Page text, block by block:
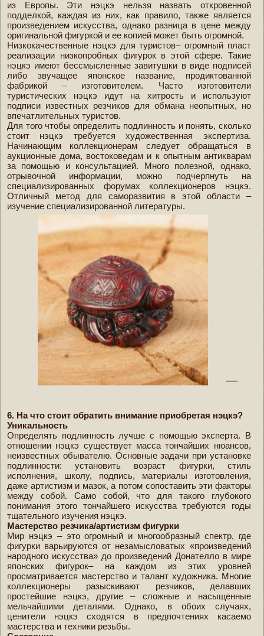
из Европы. Эти нэцкэ нельзя назвать откровенной
подделкой, каждая из них, как правило, также является
произведением искусства, однако разница в цене между
оригинальной фигуркой и ее копией может быть огромной.
Низкокачественные нэцкэ для туристов– огромный пласт
реализации низкопробных фигурок в этой сфере. Такие
нэцкэ имеют бессмысленные завитушки в виде подписей
либо звучащее японское название, продиктованной
фабрикой – изготовителем. Часто изготовители
туристических нэцкэ идут на хитрость и используют
подписи известных резчиков для обмана неопытных, но
впечатлительных туристов.
Для того чтобы определить подлинность и понять, сколько
стоит нэцкэ требуется художественная экспертиза.
Начинающим коллекционерам следует обращаться в
аукционные дома, востоковедам и к опытным антикварам
за помощью и консультацией. Много полезной, однако,
отрывочной информации, можно подчерпнуть на
специализированных форумах коллекционеров нэцкэ.
Отличный метод для саморазвития в этой области –
изучение специализированной литературы.
6. На что стоит обратить внимание приобретая нэцкэ?
Уникальность
Определять подлинность лучше с помощью эксперта. В
отношении нэцкэ существует масса тончайших нюансов,
неизвестных обывателю. Основные задачи при установке
подлинности: установить возраст фигурки, стиль
исполнения, школу, подпись, материалы изготовления,
даже артистизм и мазок, а потом сопоставить эти факторы
между собой. Само собой, что для такого глубокого
понимания этого тончайшего искусства требуются годы
тщательного изучения нэцкэ.
Мастерство резчика/артистизм фигурки
Мир нэцкэ – это огромный и многообразный спектр, где
фигурки варьируются от незамысловатых «произведений
народного искусства» до произведений Донателло в мире
японских фигурок– на каждом из этих уровней
просматривается мастерство и талант художника. Многие
коллекционеры разыскивают резчиков, делавших
простейшие нэцкэ, другие – сложные и насыщенные
мельчайшими деталями. Однако, в обоих случаях,
ценители нэцкэ сходятся в предпочтениях касаемо
мастерства и техники резьбы.